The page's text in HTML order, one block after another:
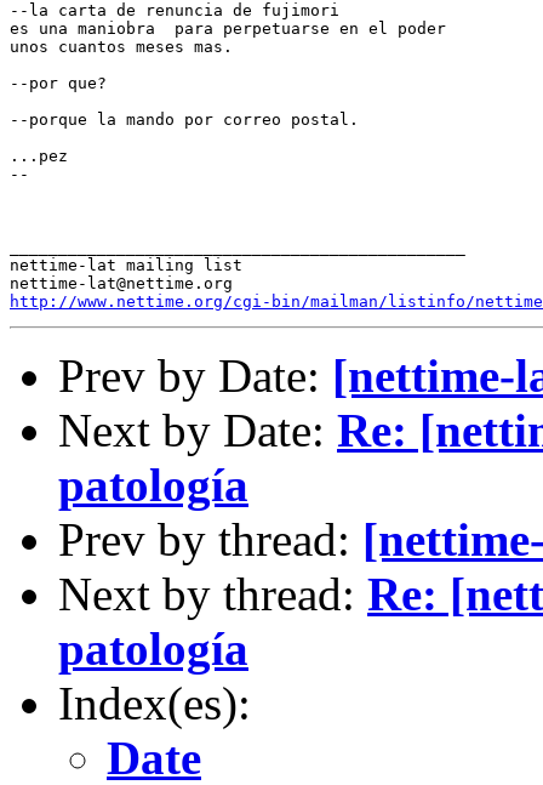
--la carta de renuncia de fujimori
es una maniobra  para perpetuarse en el poder
unos cuantos meses mas.
--por que?
--porque la mando por correo postal.
...pez
--
nettime-lat mailing list
http://www.nettime.org/cgi-bin/mailman/listinfo/
Prev by Date: [nettime-
Next by Date: Re:
patología
Prev by thread:
Next by thread: Re:
patología
Index(es):
Date